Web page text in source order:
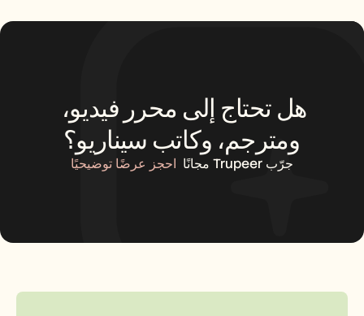
ومترجم، وكاتب سيناريو؟
جرّب Trupeer مجانًا احجز عرضًا توضيحيًا